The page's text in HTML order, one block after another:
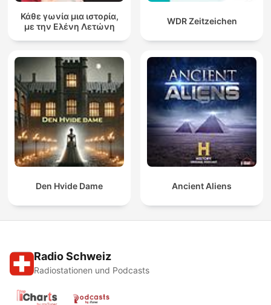
Κάθε γωνία μια ιστορία,
με την Ελένη Λετώνη
WDR Zeitzeichen
Den Hvide Dame Ancient Aliens
Radio Schweiz
Radiostationen und Podcasts